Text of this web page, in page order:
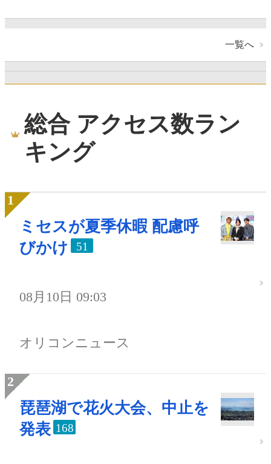
一覧へ
総合 アクセス数ラン
キング
ミセスが夏季休暇 配慮呼
びかけ
51
08月10日 09:03
オリコンニュース
琵琶湖で花火大会、中止を
発表 168